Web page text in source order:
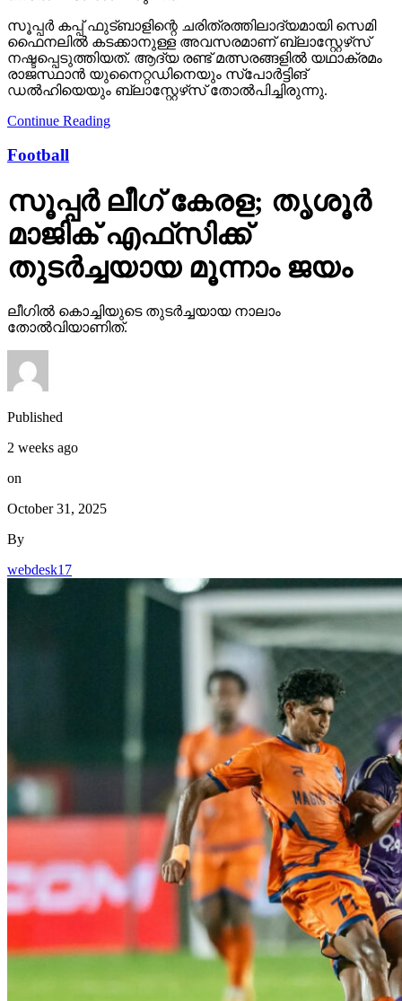
സൂപ്പര്‍ കപ്പ് ഫുട്ബാളിന്റെ ചരിത്രത്തിലാദ്യമായി സെമി
ഫൈനലില്‍ കടക്കാനുള്ള അവസരമാണ് ബ്ലാസ്റ്റേഴ്‌സ്
നഷ്ടപ്പെടുത്തിയത്. ആദ്യ രണ്ട് മത്സരങ്ങളില്‍ യഥാക്രമം
രാജസ്ഥാന്‍ യുനൈറ്റഡിനെയും സ്‌പോര്‍ട്ടിങ്
ഡല്‍ഹിയെയും ബ്ലാസ്റ്റേഴ്‌സ് തോല്‍പിച്ചിരുന്നു.
Continue Reading
Football
സൂപ്പര്‍ ലീഗ് കേരള; തൃശൂര്‍
മാജിക് എഫ്‌സിക്ക്
തുടര്‍ച്ചയായ മൂന്നാം ജയം
ലീഗില്‍ കൊച്ചിയുടെ തുടര്‍ച്ചയായ നാലാം
തോല്‍വിയാണിത്.
Published
2 weeks ago
on
October 31, 2025
By
webdesk17